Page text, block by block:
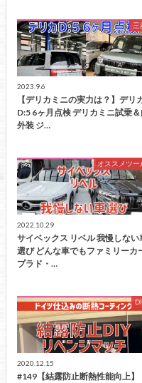
三
2023.9.6
【デリカミニの実力は？】デリ
D:5 6ヶ月点検 デリカミニ試乗
外装 ジ…
オススメツー
2022.10.29
サイベックス リベル 我慢しない
選び どんな車でもファミリーカ
プラド・…
2020.12.15
#149【結露防止断熱性能向上】